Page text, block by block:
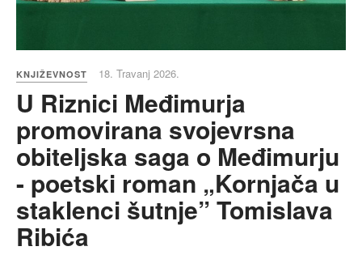
KNJIŽEVNOST 18. Travanj 2026.
U Riznici Međimurja
promovirana svojevrsna
obiteljska saga o Međimurju
- poetski roman „Kornjača u
staklenci šutnje” Tomislava
Ribića